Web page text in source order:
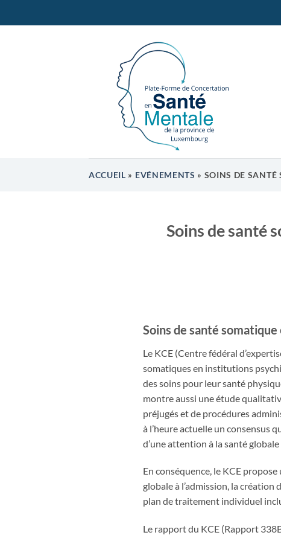
ACCUEIL » EVÉNEMENTS » SOINS DE SANTÉ
Soins de santé
Soins de santé
Le KCE (Centre fédéral
somatiques en institutions
des soins pour leur santé
montre aussi une étude
préjugés et de procédures
à l’heure actuelle un consensus
d’une attention à la santé
En conséquence, le KCE
globale à l’admission, la création
plan de traitement individuel
Le rapport du KCE (Rapport